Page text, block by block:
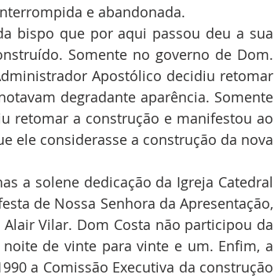
e abandonada.
que por aqui passou deu a sua
Somente no governo de Dom.
Apostólico decidiu retomar
degradante aparência. Somente
retomar a construção e manifestou ao
ele considerasse a construção da nova
solene dedicação da Igreja Catedral
de Nossa Senhora da Apresentação,
Vilar. Dom Costa não participou da
de vinte para vinte e um. Enfim, a
a Comissão Executiva da construção